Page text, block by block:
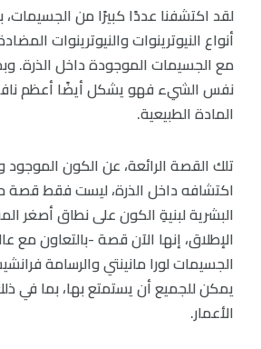
لقد اكتشفنا عددًا كبيرًا من
أنواع النيوترينوات والنيوترينوات
مع الجسيمات الموجودة داخل الذرة.
نفس الشيء فهو يشكل أيضًا أعظم
المادة الطبيعية.
تلك القصة الرائعة، عن الكون
اكتشافه داخل الذرة، ليست فقط
البشرية لبنيةِ الكون على نطاق أصغر
الإطلاق، إنها الآن قصة -بالتعاون مع
الجسيمات لورا مانينتي والرسامة
يمكن للجميع أن يستمتع بها، بما في
الأعمار.